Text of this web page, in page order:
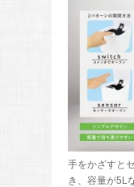
手をかざすと
き、容量が5L